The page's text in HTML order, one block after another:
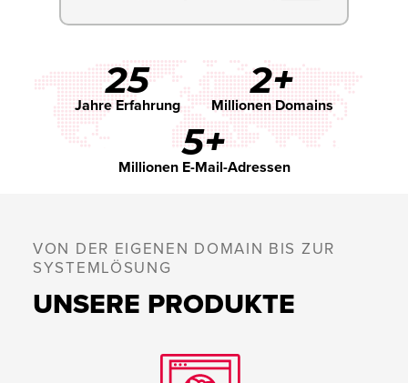
25
Jahre Erfahrung
2+
Millionen Domains
5+
Millionen E-Mail-Adressen
VON DER EIGENEN DOMAIN BIS ZUR
SYSTEMLÖSUNG
UNSERE PRODUKTE